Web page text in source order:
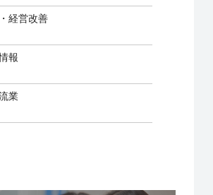
経営改善
報
業